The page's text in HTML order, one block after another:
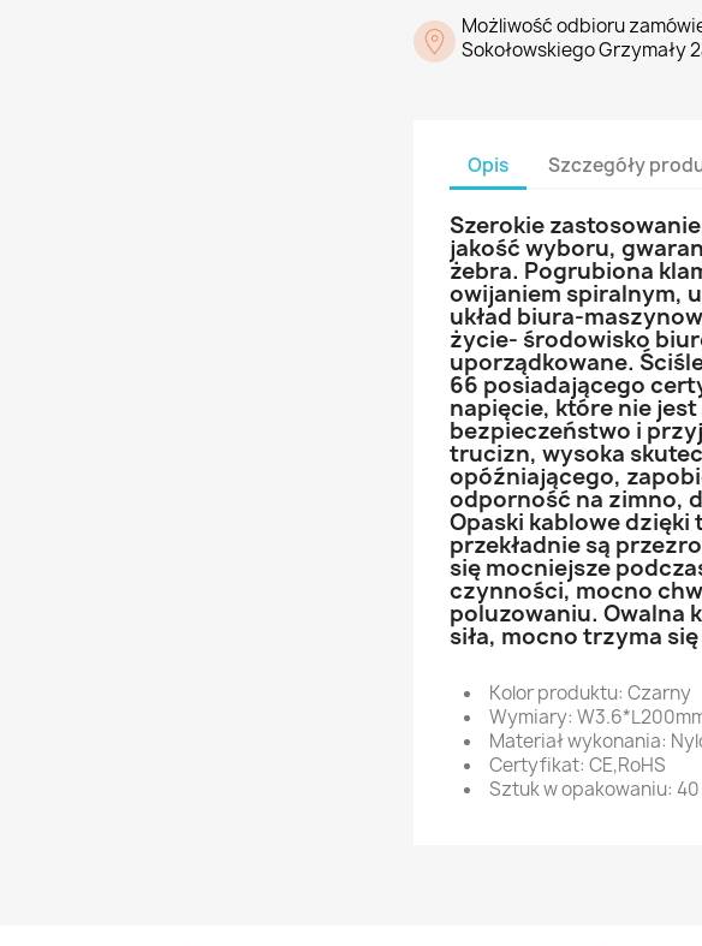
Możliwość odbioru
Sokołowskiego Grzymały
Opis Szczegóły
Szerokie
jakość wyboru,
żebra. Pogrubiona
owijaniem spiralnym,
układ biura-
życie- środowisko
uporządkowane.
66 posiadającego
napięcie, które nie jest
bezpieczeństwo i
trucizn, wysoka
opóźniającego,
odporność na zimno,
Opaski kablowe
przekładnie są
się mocniejsze
czynności, mocno
poluzowaniu. Owalna
siła, mocno trzyma
Kolor produktu: Czarny
Wymiary:
Materiał wykonania:
Certyfikat: CE,RoHS
Sztuk w opakowaniu: